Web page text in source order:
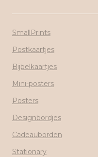
SmallPrints
Postkaartjes
Bijbelkaartjes
Mini-posters
Posters
Designbordjes
Cadeauborden
Stationary